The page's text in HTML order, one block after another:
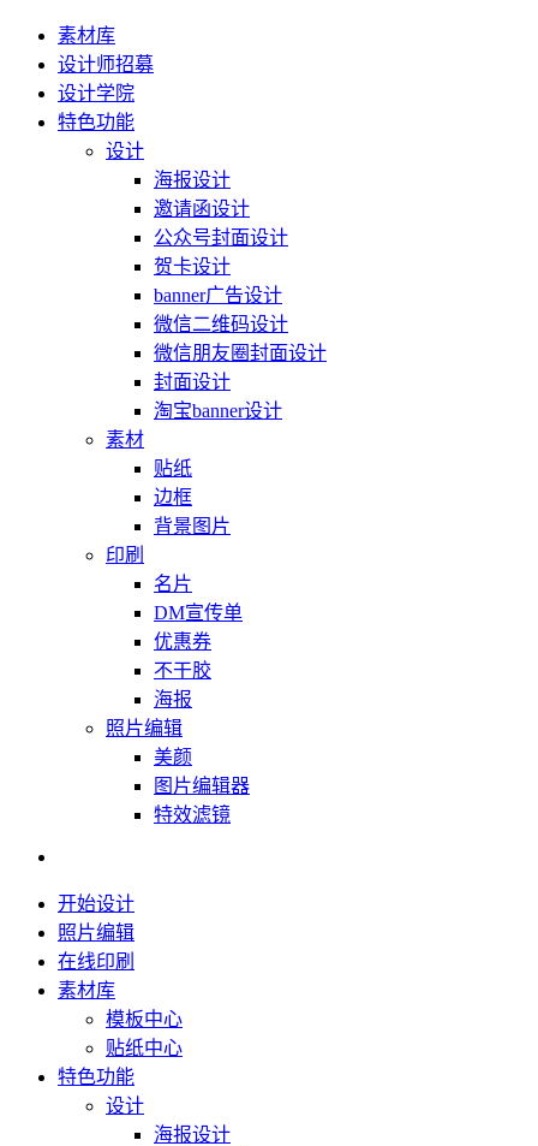
素材库
设计师招募
设计学院
特色功能
设计
海报设计
邀请函设计
公众号封面设计
贺卡设计
banner广告设计
微信二维码设计
微信朋友圈封面设计
封面设计
淘宝banner设计
素材
贴纸
边框
背景图片
印刷
名片
DM宣传单
优惠券
不干胶
海报
照片编辑
美颜
图片编辑器
特效滤镜
开始设计
照片编辑
在线印刷
素材库
模板中心
贴纸中心
特色功能
设计
海报设计